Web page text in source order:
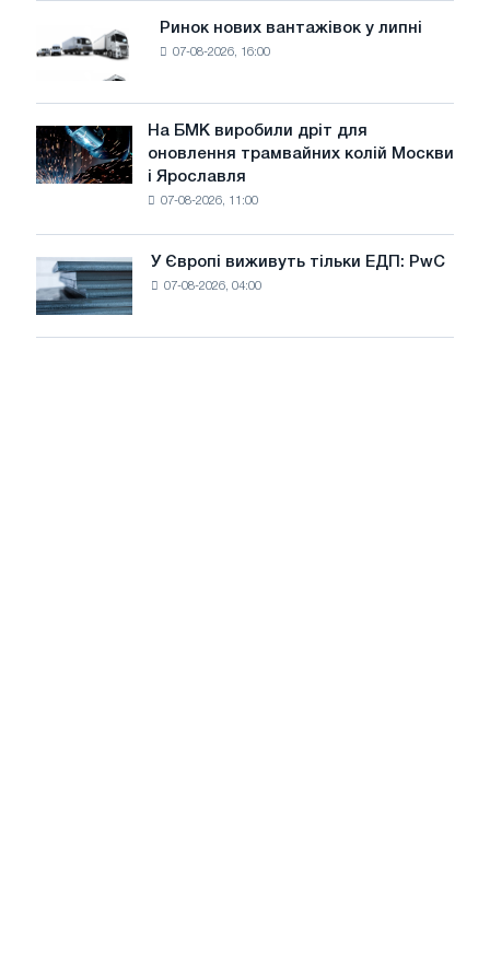
досягнення
цілей
декарбонізації
Ринок
нових
вантажівок
у
липні
Ринок нових вантажівок у липні
07-08-2026, 16:00
На
БМК
виробили
трамвайних
колій
Москви
і
На БМК виробили дріт для
оновлення трамвайних колій Москви
і Ярославля
07-08-2026, 11:00
Європі
виживуть
тільки
У Європі виживуть тільки ЕДП: PwC
07-08-2026, 04:00